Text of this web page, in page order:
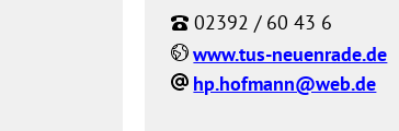
www.tus-neuenrade.de
hp.hofmann@web.de
02392 / 60 43 6